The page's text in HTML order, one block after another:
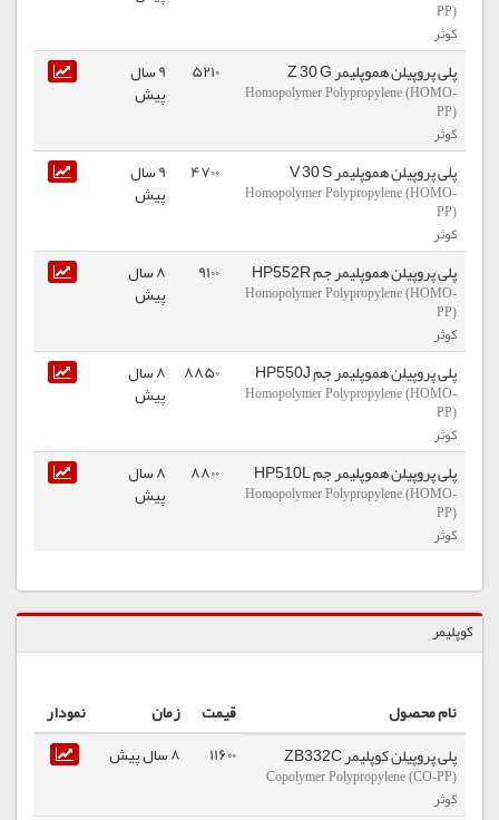
PP)
کوثر
پلی پروپیلن هموپلیمر Z 30 G
Homopolymer Polypropylene (HOMO-
PP)
کوثر
5210 9 سال
پیش
پلی پروپیلن هموپلیمر V 30 S
Homopolymer Polypropylene (HOMO-
PP)
کوثر
4700 9 سال
پیش
پلی پروپیلن هموپلیمر جم HP552R
Homopolymer Polypropylene (HOMO-
PP)
کوثر
9100 8 سال
پیش
پلی پروپیلن هموپلیمر جم HP550J
Homopolymer Polypropylene (HOMO-
PP)
کوثر
8850 8 سال
پیش
پلی پروپیلن هموپلیمر جم HP510L
Homopolymer Polypropylene (HOMO-
PP)
کوثر
8800 8 سال
پیش
كوپلیمر
نام محصول قیمت زمان
نمودار
پلی پروپیلن کوپلیمر ZB332C
Copolymer Polypropylene (CO-PP)
کوثر
11600 8 سال پیش